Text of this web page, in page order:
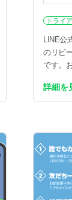
トライ
LINE公
のリピ
です。
詳細を